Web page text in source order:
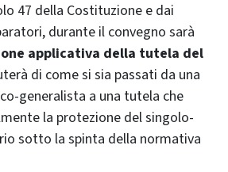
47 della Costituzione e dai
durante il convegno sarà
applicativa della tutela del
di come si sia passati da una
generalista a una tutela che
la protezione del singolo-
sotto la spinta della normativa